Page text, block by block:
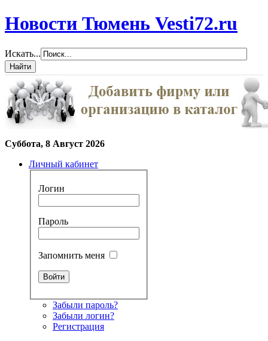
Новости Тюмень Vesti72.ru
Искать...
Суббота, 8 Август 2026
Личный кабинет
Логин
Пароль
Запомнить меня
Забыли пароль?
Забыли логин?
Регистрация